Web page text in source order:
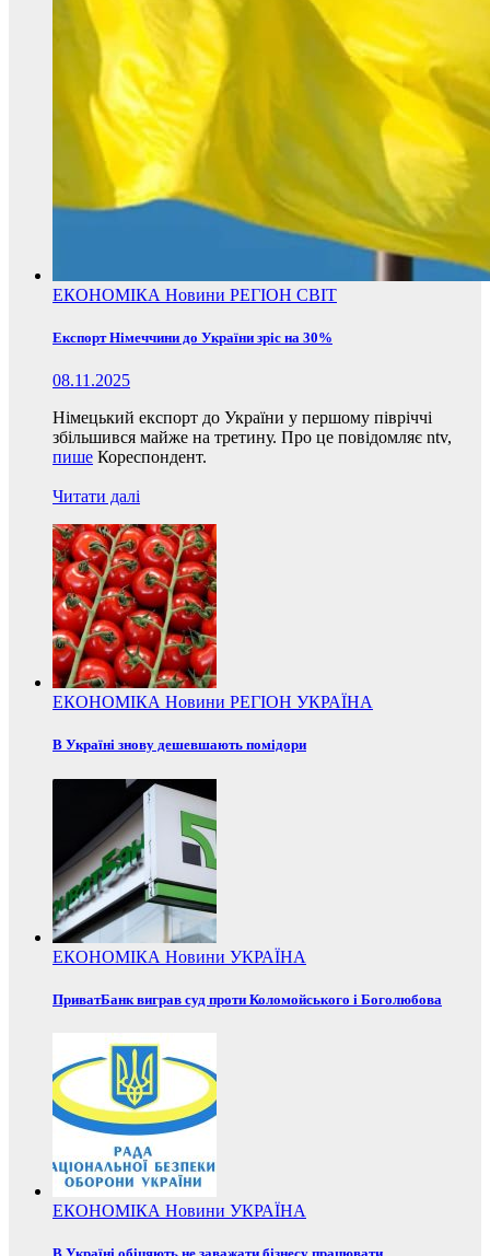
ЕКОНОМІКА Новини РЕГІОН СВІТ
Експорт Німеччини до України зріс на 30%
08.11.2025
Німецький експорт до України у першому півріччі
збільшився майже на третину. Про це повідомляє ntv,
пише Кореспондент.
Читати далі
ЕКОНОМІКА Новини РЕГІОН УКРАЇНА
В Україні знову дешевшають помідори
ЕКОНОМІКА Новини УКРАЇНА
ПриватБанк виграв суд проти Коломойського і Боголюбова
ЕКОНОМІКА Новини УКРАЇНА